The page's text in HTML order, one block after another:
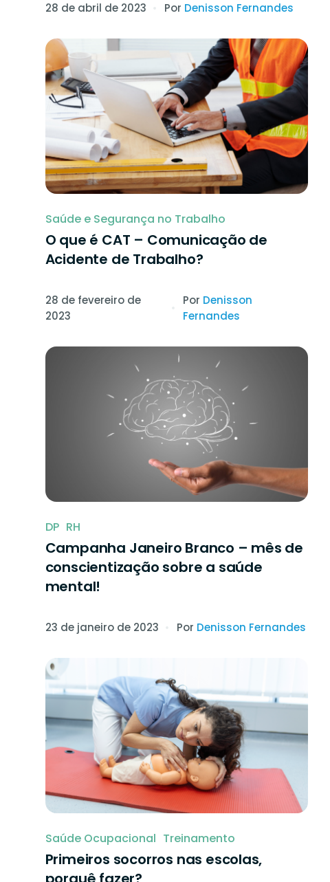
28 de abril de 2023 Por Denisson Fernandes
Saúde e Segurança no Trabalho
O que é CAT – Comunicação de
Acidente de Trabalho?
28 de fevereiro de
2023
Por Denisson
Fernandes
DP RH
Campanha Janeiro Branco – mês de
conscientização sobre a saúde
mental!
23 de janeiro de 2023 Por Denisson Fernandes
Saúde Ocupacional Treinamento
Primeiros socorros nas escolas,